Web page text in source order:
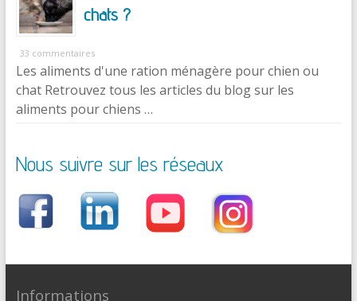
chats ?
33 commentaires
Les aliments d'une ration ménagère pour chien ou
chat Retrouvez tous les articles du blog sur les
aliments pour chiens …
Nous suivre sur les réseaux
Informations